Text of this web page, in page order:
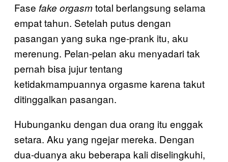
Fase fake orgasmtotal berlangsung selama
empat tahun. Setelah putus dengan
pasangan yang suka nge-prank itu, aku
merenung. Pelan-pelan aku menyadari tak
pernah bisa jujur tentang
ketidakmampuannya orgasme karena takut
ditinggalkan pasangan.
Hubunganku dengan dua orang itu enggak
setara. Aku yang ngejar mereka. Dengan
dua-duanya aku beberapa kali diselingkuhi,